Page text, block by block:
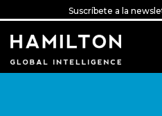
Suscríbete a la